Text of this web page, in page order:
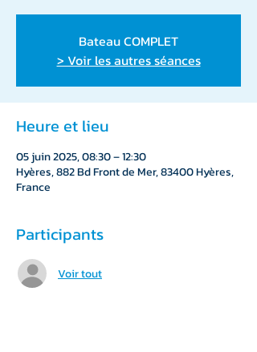
Bateau COMPLET
> Voir les autres séances
Heure et lieu
05 juin 2025, 08:30 – 12:30
Hyères, 882 Bd Front de Mer, 83400 Hyères,
France
Participants
Voir tout